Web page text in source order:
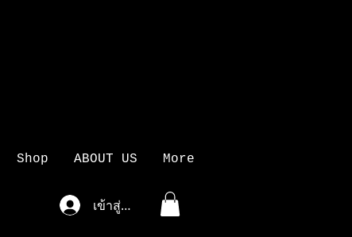
Shop ABOUT US More
เข้าสู่ระบบ